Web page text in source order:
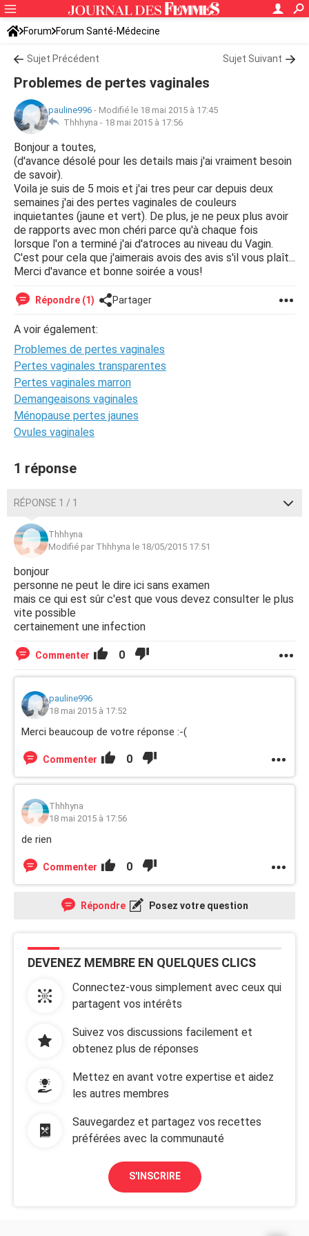
Forum Forum Santé-Médecine
Symptômes et maladies courantes
Sujet Précédent Sujet Suivant
Problemes de pertes vaginales
pauline996 - Modifié le 18 mai 2015 à 17:45
Thhhyna - 18 mai 2015 à 17:56
Bonjour a toutes,
(d'avance désolé pour les details mais j'ai vraiment besoin
de savoir).
Voila je suis de 5 mois et j'ai tres peur car depuis deux
semaines j'ai des pertes vaginales de couleurs
inquietantes (jaune et vert). De plus, je ne peux plus avoir
de rapports avec mon chéri parce qu'à chaque fois
lorsque l'on a terminé j'ai d'atroces au niveau du Vagin.
C'est pour cela que j'aimerais avois des avis s'il vous plaît...
Merci d'avance et bonne soirée a vous!
Répondre (1) Partager
A voir également:
Problemes de pertes vaginales
Pertes vaginales transparentes
Pertes vaginales marron
Demangeaisons vaginales
Ménopause pertes jaunes
Ovules vaginales
1 réponse
RÉPONSE 1 / 1
Thhhyna
Modifié par Thhhyna le 18/05/2015 17:51
bonjour
personne ne peut le dire ici sans examen
mais ce qui est sûr c'est que vous devez consulter le plus
vite possible
certainement une infection
Commenter 0
pauline996
18 mai 2015 à 17:52
Merci beaucoup de votre réponse :-(
Commenter 0
Thhhyna
18 mai 2015 à 17:56
de rien
Commenter 0
Répondre Posez votre question
DEVENEZ MEMBRE EN QUELQUES CLICS
Connectez-vous simplement avec ceux qui
partagent vos intérêts
Suivez vos discussions facilement et
obtenez plus de réponses
Mettez en avant votre expertise et aidez
les autres membres
Sauvegardez et partagez vos recettes
préférées avec la communauté
S'INSCRIRE